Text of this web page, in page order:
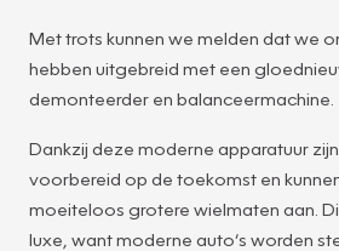
Met trots kunnen we melden dat we
hebben uitgebreid met een
demonteerder en balanceermachine.
Dankzij deze moderne apparatuur
voorbereid op de toekomst en
moeiteloos grotere wielmaten aan.
luxe, want moderne auto’s worden